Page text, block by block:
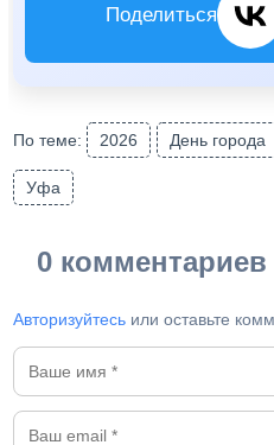
Поделиться
По теме: 2026 День города
Уфа
0 комментариев
Авторизуйтесь или оставьте